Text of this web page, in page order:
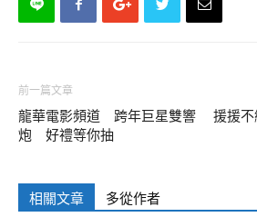
前一篇文章
龍華電影頻道 跨年巨星雙響
炮 好禮等你抽
援援不
相關文章 多從作者